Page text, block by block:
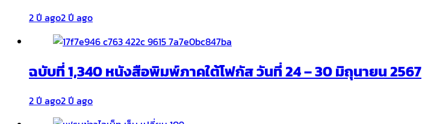
2 ปี ago2 ปี ago
ฉบับที่ 1,340 หนังสือพิมพ์ภาคใต้โฟกัส วันที่ 24 – 30 มิถุนายน 2567
2 ปี ago2 ปี ago